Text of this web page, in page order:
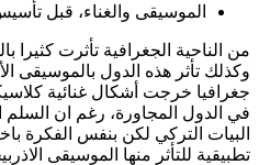
الموسيقى والغناء، قبل
من الناحية الجغرافية تأثرت كثيرا
وكذلك تأثر هذه الدول بالموسيقى
جغرافيا خرجت أشكال غنائية
في الدول المجاورة، رغم ان السلم
البيات التركي لكن بنفس الفكرة
تطبيقية للتأثر منها الموسيقى